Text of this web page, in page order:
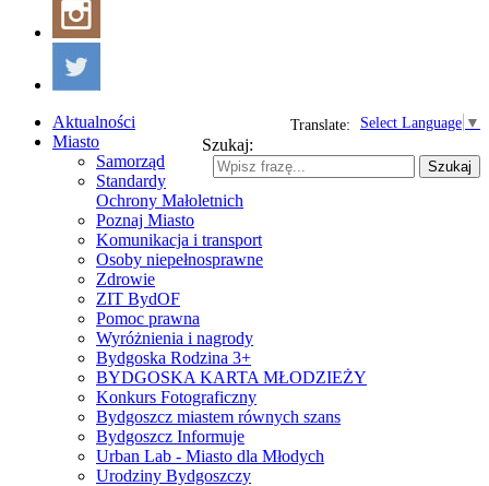
Select Language ▼
Translate:
Szukaj:
Szukaj
Aktualności
Miasto
Samorząd
Standardy
Ochrony Małoletnich
Poznaj Miasto
Komunikacja i transport
Osoby niepełnosprawne
Zdrowie
ZIT BydOF
Pomoc prawna
Wyróżnienia i nagrody
Bydgoska Rodzina 3+
BYDGOSKA KARTA MŁODZIEŻY
Konkurs Fotograficzny
Bydgoszcz miastem równych szans
Bydgoszcz Informuje
Urban Lab - Miasto dla Młodych
Urodziny Bydgoszczy